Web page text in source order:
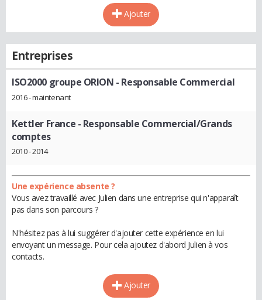
Ajouter
Entreprises
ISO2000 groupe ORION - Responsable Commercial
2016 - maintenant
Kettler France - Responsable Commercial/Grands
comptes
2010 - 2014
Une expérience absente ?
Vous avez travaillé avec Julien dans une entreprise qui n'apparaît
pas dans son parcours ?
N'hésitez pas à lui suggérer d'ajouter cette expérience en lui
envoyant un message. Pour cela ajoutez d'abord Julien à vos
contacts.
Ajouter